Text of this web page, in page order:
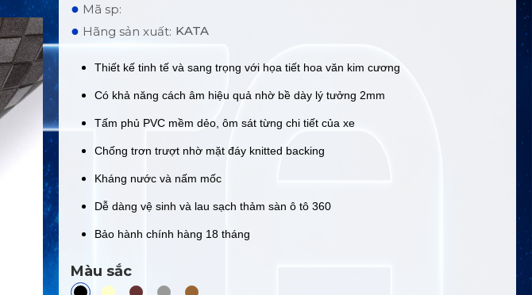
● Mã sp:
● Hãng sản xuất: KATA
Thiết kế tinh tế và sang trọng với họa tiết hoa văn kim cương
Có khả năng cách âm hiệu quả nhờ bề dày lý tưởng 2mm
Tấm phủ PVC mềm dẻo, ôm sát từng chi tiết của xe
Chống trơn trượt nhờ mặt đáy knitted backing
Kháng nước và nấm mốc
Dễ dàng vệ sinh và lau sạch thảm sàn ô tô 360
Bảo hành chính hàng 18 tháng
Màu sắc